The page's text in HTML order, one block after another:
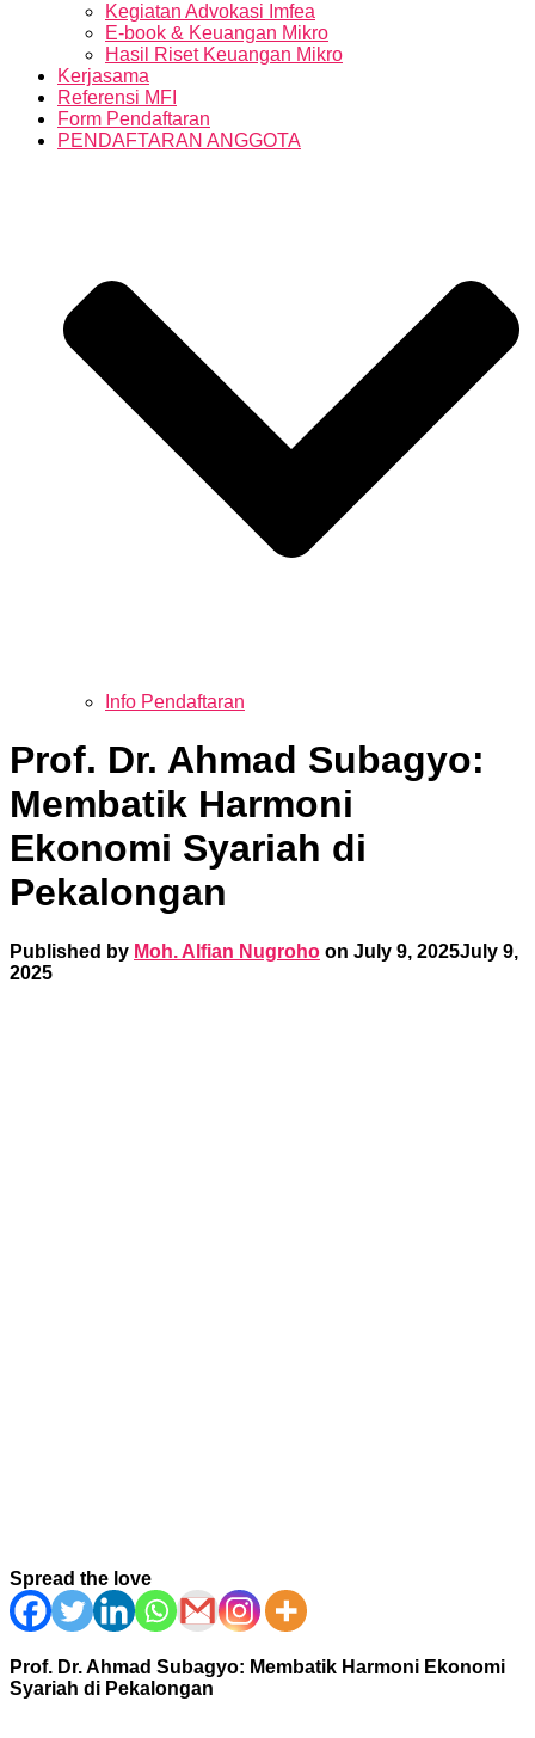
Kegiatan Advokasi Imfea
E-book & Keuangan Mikro
Hasil Riset Keuangan Mikro
Kerjasama
Referensi MFI
Form Pendaftaran
PENDAFTARAN ANGGOTA
Info Pendaftaran
Prof. Dr. Ahmad Subagyo:
Membatik Harmoni
Ekonomi Syariah di
Pekalongan
Published by Moh. Alfian Nugroho on July 9, 2025July 9,
2025
Spread the love
Prof. Dr. Ahmad Subagyo: Membatik Harmoni Ekonomi
Syariah di Pekalongan